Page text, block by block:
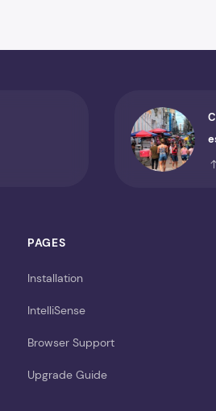
PAGES
Installation
IntelliSense
Browser Support
Upgrade Guide